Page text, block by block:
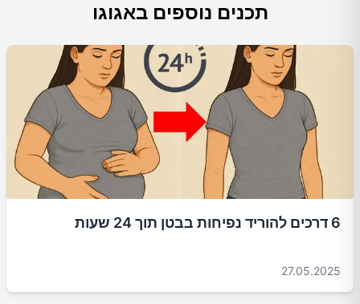
תכנים נוספים באגוגו
6 דרכים להוריד נפיחות בבטן תוך 24 שעות
27.05.2025